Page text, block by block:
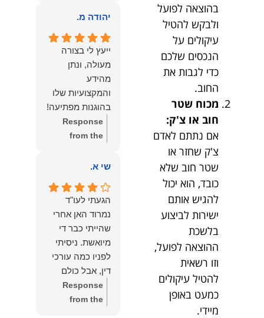
בהוצאה לפועל
ולבקש להטיל
עיקולים על
הנכסים שלכם
כדי לגבות את
החוב.
מכוח שטר
חוב או צ'ק:
אם נתתם לאדם
צ'ק שחזר או
שטר חוב שלא
כובד, הוא יכול
להגיש אותם
ישירות לביצוע
בלשכת
ההוצאה לפועל,
וזו רשאית
להטיל עיקולים
כמעט באופן
מיידי.
העוצמות
.והצגת אמת
.תודה לכם תמיד
תשאירו לי אור
בעניים .
רבה על המילים
והחמות! כיף
גדול לשמוע
שהרגשת בידיים
טובות. בשביל
הצוות שלנו זה
שווה את הכל.
נשמח תמיד
לעמוד לרשותך!
משרד עורכי דין
ונוטריון
יהודה מ.
ייעץ לי בצורה
מעולה, ונתן
מהידע
והמקצועיות שלו
בהוגנות מפתיעה!
Response
from the
יהודה, תודה
שמחנו מאוד
לשמוע שהייעוץ
עזר לך ושהיית
מרוצה.
מבחינתנו הוגנות
ומקצועיות הן
מעל הכל. נשמח
תמיד לעמוד
לרשותך בהמשך
שי א.
הגעתי לעו"ד
נמרוד האן אחרי
שהייתי כבר די
מיואשת. ניסיתי
לפניו כמה עורכי
דין, אבל כולם
נרתעו כי היה
מדובר בנושא
Response
from the